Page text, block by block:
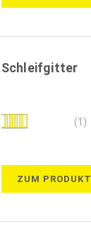
Schleifgitter
Bewertung: (1)
ZUM PRODUKT